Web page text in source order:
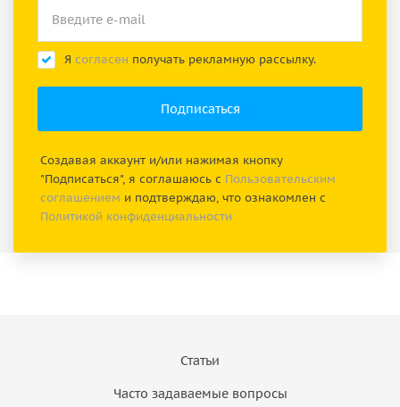
Я согласен получать рекламную рассылку.
Создавая аккаунт и/или нажимая кнопку
"Подписаться", я соглашаюсь с Пользовательским
соглашением и подтверждаю, что ознакомлен с
Политикой конфиденциальности
Статьи
Часто задаваемые вопросы